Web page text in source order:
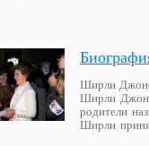
Ширли Джонс
Ширли
родители
Ширли